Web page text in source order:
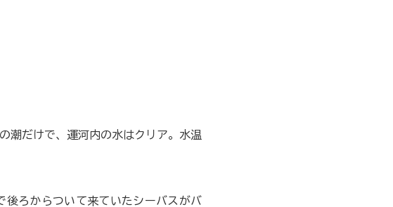
潮だけで、運河内の水はクリア。水温
後ろからついて来ていたシーバスがバ